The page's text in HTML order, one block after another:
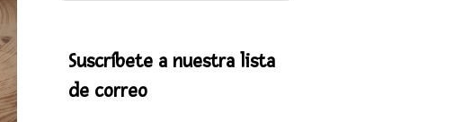
Suscríbete a nuestra lista
de correo